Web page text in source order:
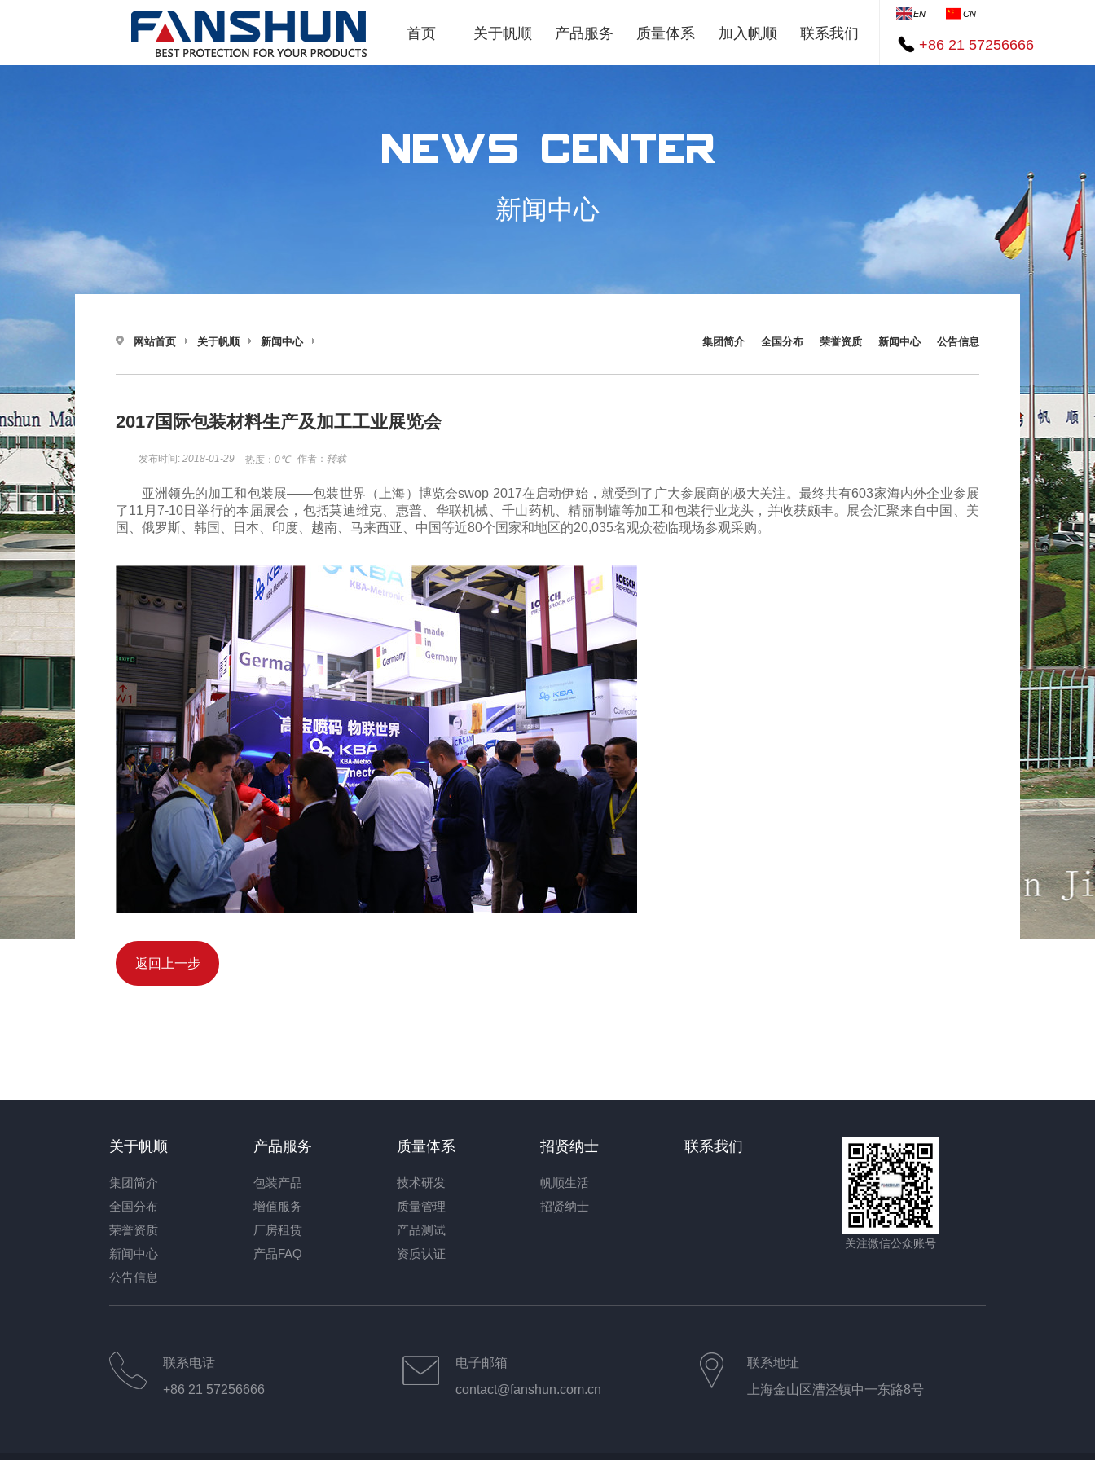
首页 关于帆顺 产品服务 质量体系 加入帆顺 联系我们
EN CN
+86 21 57256666
News Center
新闻中心
网站首页 关于帆顺 新闻中心 集团简介 全国分布 荣誉资质 新闻中心 公告信息
2017国际包装材料生产及加工工业展览会
发布时间: 2018-01-29 热度： 0℃ 作者： 转载
亚洲领先的加工和包装展——包装世界（上海）博览会swop 2017在启动伊始，就受到了广大参展商的极大关注。最终共有603家海内外企业参展
了11月7-10日举行的本届展会，包括莫迪维克、惠普、华联机械、千山药机、精丽制罐等加工和包装行业龙头，并收获颇丰。展会汇聚来自中国、美
国、俄罗斯、韩国、日本、印度、越南、马来西亚、中国等近80个国家和地区的20,035名观众莅临现场参观采购。
返回上一步
关于帆顺
集团简介
全国分布
荣誉资质
新闻中心
公告信息
产品服务
包装产品
增值服务
厂房租赁
产品FAQ
质量体系
技术研发
质量管理
产品测试
资质认证
招贤纳士
帆顺生活
招贤纳士
联系我们
关注微信公众账号
联系电话
+86 21 57256666
电子邮箱
contact@fanshun.com.cn
联系地址
上海金山区漕泾镇中一东路8号